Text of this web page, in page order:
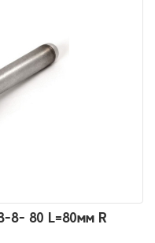
8- 80 L=80мм R